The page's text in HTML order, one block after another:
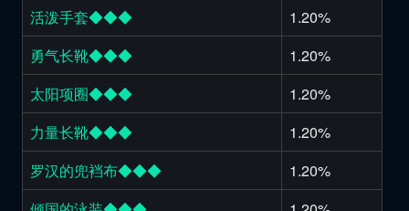
活泼手套◆◆◆
1.20%
勇气长靴◆◆◆
1.20%
太阳项圈◆◆◆
1.20%
力量长靴◆◆◆
1.20%
罗汉的兜裆布◆◆◆
1.20%